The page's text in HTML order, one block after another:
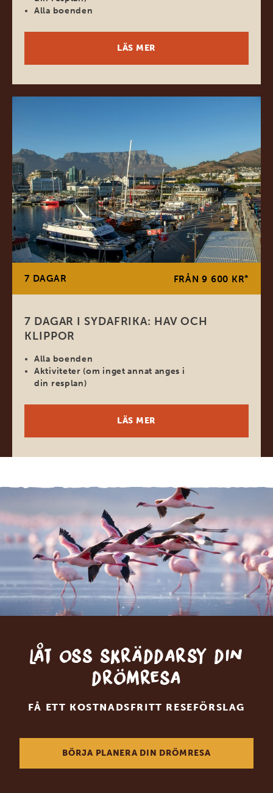
Alla boenden
LÄS MER
7 DAGAR FRÅN 9 600 KR*
7 DAGAR I SYDAFRIKA: HAV OCH
KLIPPOR
Alla boenden
Aktiviteter (om inget annat anges i
din resplan)
LÄS MER
Låt oss skräddarsy din
drömresa
FÅ ETT KOSTNADSFRITT RESEFÖRSLAG
BÖRJA PLANERA DIN DRÖMRESA